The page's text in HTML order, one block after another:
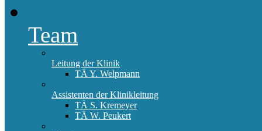
Team
Leitung der Klinik
TÄ Y. Welpmann
Assistenten der Klinikleitung
TÄ S. Kremeyer
TÄ W. Peukert